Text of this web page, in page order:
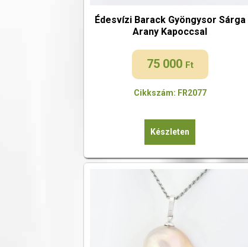
Édesvízi Barack Gyöngysor Sárga
Arany Kapoccsal
75 000 Ft
Cikkszám: FR2077
Készleten